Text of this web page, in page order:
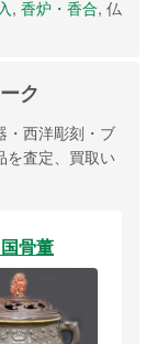
, 香炉・香合, 仏
ク
・西洋彫刻・ブ
を査定、買取い
骨董